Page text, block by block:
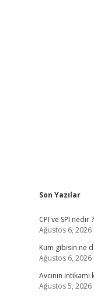
Son Yazılar
CPI ve SPI nedir ?
Ağustos 6, 2026
Kum gibisin ne
Ağustos 6, 2026
Avcının
Ağustos 5, 2026